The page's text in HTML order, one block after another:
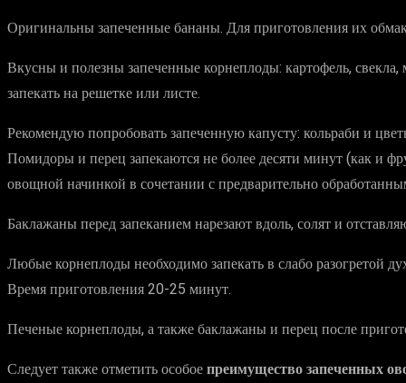
Оригинальны запеченные бананы. Для приготовления их
Вкусны и полезны запеченные корнеплоды: картофель,
запекать на решетке или листе.
Рекомендую попробовать запеченную капусту: кольраби и
Помидоры и перец запекаются не более десяти минут (как и
овощной начинкой в сочетании с предварительно
Баклажаны перед запеканием нарезают вдоль, солят и
Любые корнеплоды необходимо запекать в слабо разогретой
Время приготовления 20-25 минут.
Печеные корнеплоды, а также баклажаны и перец после
Следует также отметить особоепреимущество запеченных